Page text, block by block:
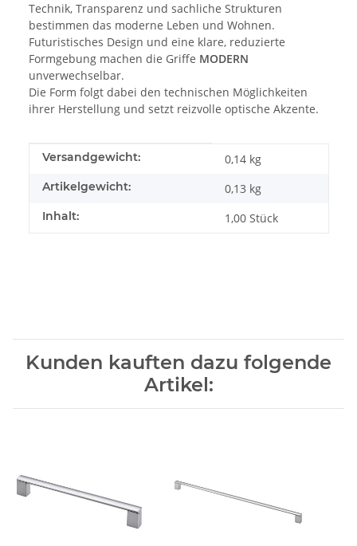
Technik, Transparenz und sachliche Strukturen
bestimmen das moderne Leben und Wohnen.
Futuristisches Design und eine klare, reduzierte
Formgebung machen die Griffe MODERN
unverwechselbar.
Die Form folgt dabei den technischen Möglichkeiten
ihrer Herstellung und setzt reizvolle optische Akzente.
Produkteigenschaft
Wert
Versandgewicht: 0,14 kg
Artikelgewicht: 0,13 kg
Inhalt: 1,00 Stück
Kunden kauften dazu folgende
Artikel: